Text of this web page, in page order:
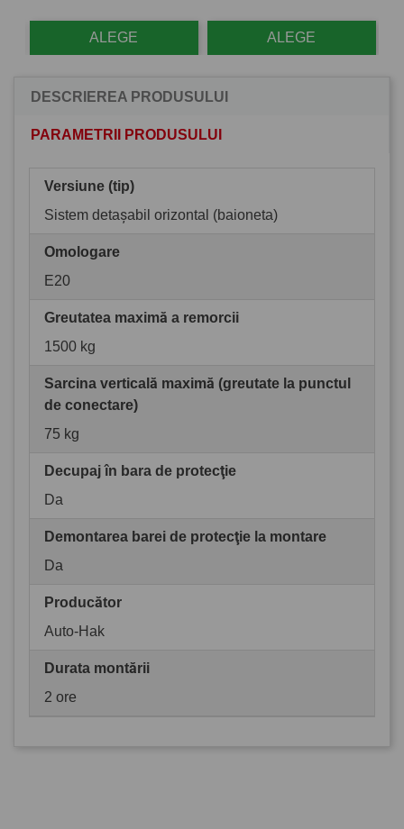
ALEGE ALEGE
DESCRIEREA PRODUSULUI
PARAMETRII PRODUSULUI
Versiune (tip)
Sistem detașabil orizontal (baioneta)
Omologare
E20
Greutatea maximă a remorcii
1500 kg
Sarcina verticală maximă (greutate la punctul
de conectare)
75 kg
Decupaj în bara de protecţie
Da
Demontarea barei de protecţie la montare
Da
Producător
Auto-Hak
Durata montării
2 ore